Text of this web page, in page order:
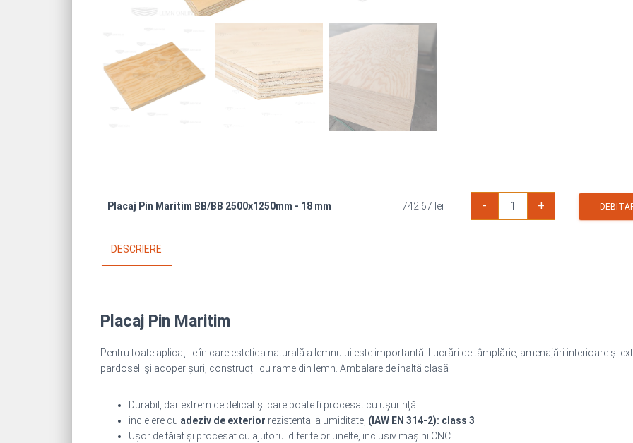
Placaj Pin Maritim BB/BB 2500x1250mm - 18 mm 742.67 lei -
Placaj
BB/BB
+
DESCRIERE
Placaj Pin Maritim
Pentru toate aplicațiile în care estetica naturală a lemnului este importantă. Lucrări de tâmplărie, amenajări interioare și
pardoseli și acoperișuri, construcții cu rame din lemn. Ambalare de înaltă clasă
Durabil, dar extrem de delicat și care poate fi procesat cu ușurință
incleiere cu adeziv de exterior rezistenta la umiditate, (IAW EN 314-2): class 3
Ușor de tăiat și procesat cu ajutorul diferitelor unelte, inclusiv mașini CNC